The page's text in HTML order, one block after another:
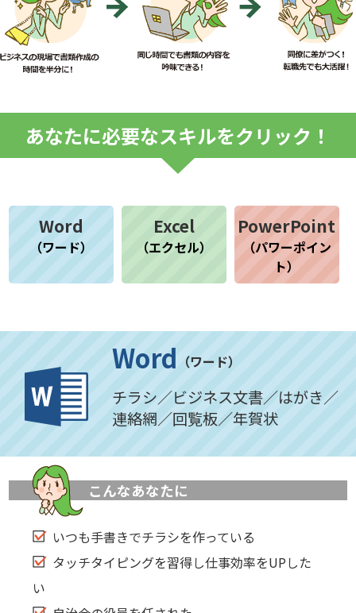
あなたに必要なスキルをクリック！
Word
（ワード）
Excel
（エクセル）
PowerPoint
（パワーポイン
ト）
Word （ワード）
チラシ／ビジネス文書／はがき／
連絡網／回覧板／年賀状
こんなあなたに
いつも手書きでチラシを作っている
タッチタイピングを習得し仕事効率をUPした
い